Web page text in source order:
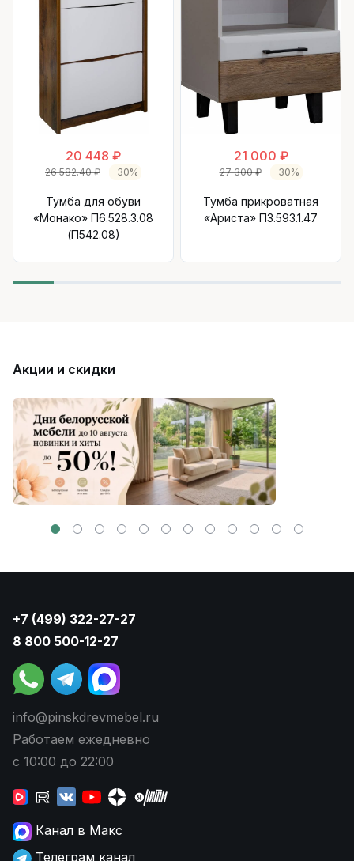
20 448 ₽
26 582.40 ₽ -30%
Тумба для обуви
«Монако» П6.528.3.08
(П542.08)
21 000 ₽
27 300 ₽ -30%
Тумба прикроватная
«Ариста» П3.593.1.47
Акции и скидки
+7 (499) 322-27-27
8 800 500-12-27
info@pinskdrevmebel.ru
Работаем ежедневно
с 10:00 до 22:00
Канал в Макс
Телеграм канал